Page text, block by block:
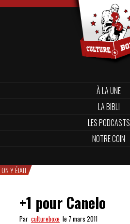
À LA UNE
LA BIBLI
LES PODCASTS
NOTRE COIN
ON Y ÉTAIT
+1 pour Canelo
Par cultureboxe le 7 mars 2011